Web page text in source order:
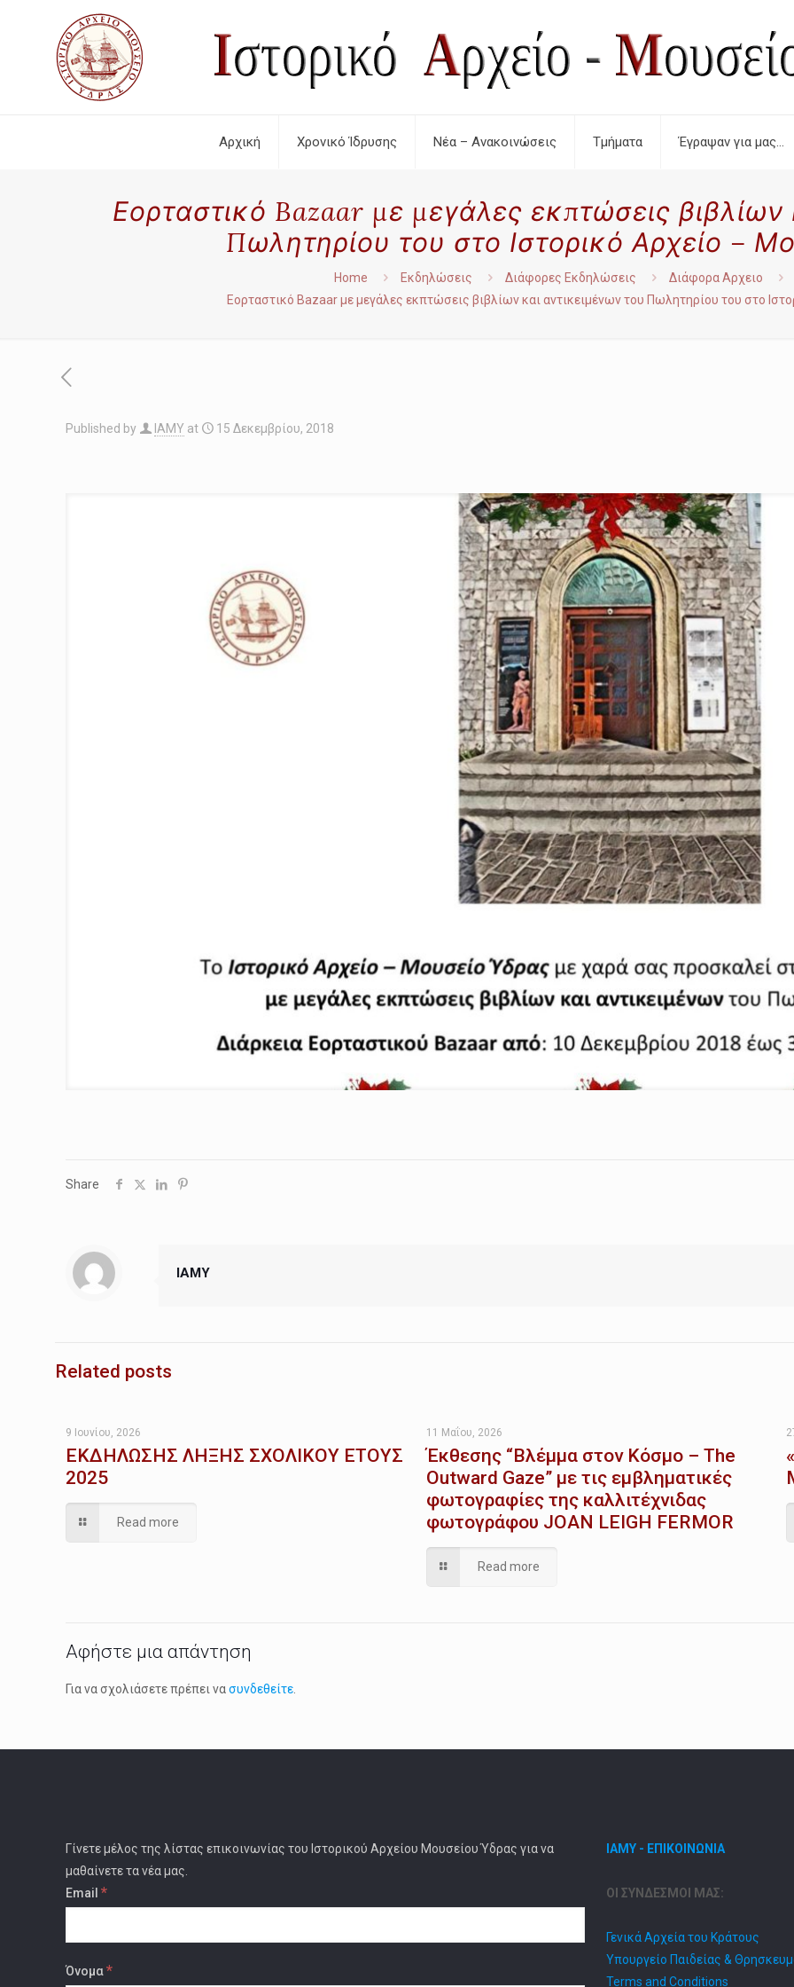
Αρχική Χρονικό Ίδρυσης Νέα – Ανακοινώσεις Τμήματα Έγραψαν για μας…
Εορταστικό Bazaar με μεγάλες εκπτώσεις βιβλίων
Πωλητηρίου του στο Ιστορικό Αρχείο –
Home Εκδηλώσεις Διάφορες Εκδηλώσεις
Διάφορα Αρχειο
Εορταστικό Bazaar με μεγάλες εκπτώσεις βιβλίων και αντικειμένων του Πωλητηρίου του στο
Published by IAMY at 15 Δεκεμβρίου, 2018
Share
IAMY
Related posts
9 Ιουνίου, 2026
ΕΚΔΗΛΩΣΗΣ ΛΗΞΗΣ ΣΧΟΛΙΚΟΥ ΕΤΟΥΣ
2025
Read more
11 Μαΐου, 2026
Έκθεσης “Βλέμμα στον Κόσμο – The
Outward Gaze” με τις εμβληματικές
φωτογραφίες της καλλιτέχνιδας
φωτογράφου JOAN LEIGH FERMOR
Read more
Αφήστε μια απάντηση
Για να σχολιάσετε πρέπει νασυνδεθείτε
Γίνετε μέλος της λίστας επικοινωνίας του Ιστορικού Αρχείου Μουσείου Ύδρας για να
μαθαίνετε τα νέα μας.
Email *
Όνομα*
ΙΑΜΥ - ΕΠΙΚΟΙΝΩΝΙΑ
ΟΙ ΣΥΝΔΕΣΜΟΙ ΜΑΣ:
Γενικά Αρχεία του Κράτους
Υπουργείο Παιδείας &
Terms and Conditions